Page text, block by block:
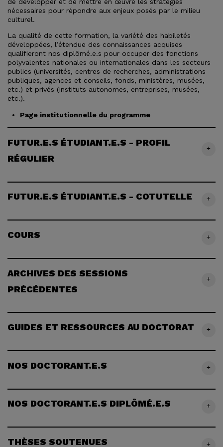
nécessaires pour répondre aux enjeux posés par le milieu
culturel.
La qualité de cette formation, la variété des habiletés
développées, l’étendue des connaissances acquises
qualifieront nos diplômé.e.s pour occuper des fonctions
polyvalentes nationales ou internationales dans les secteurs
publics (universités, centres de recherches, administrations
publiques, agences et conseils, fonds, ministères, musées,
etc.) et privés (instituts autonomes, entreprises, musées,
etc.).
Page institutionnelle du programme
FUTUR.E.S ÉTUDIANT.E.S - PROFIL
RÉGULIER
+
FUTUR.E.S ÉTUDIANT.E.S - COTUTELLE +
COURS +
ARCHIVES DES SESSIONS
PRÉCÉDENTES
+
GUIDES ET RESSOURCES AU DOCTORAT +
NOS DOCTORANT.E.S +
NOS DOCTORANT.E.S DIPLÔMÉ.E.S +
THÈSES SOUTENUES +